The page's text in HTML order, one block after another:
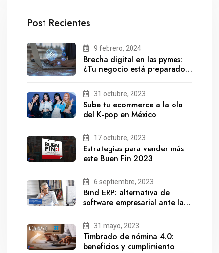
Post Recientes
9 febrero, 2024
Brecha digital en las pymes:
¿Tu negocio está preparado
31 octubre, 2023
Sube tu ecommerce a la ola
del K-pop en México
17 octubre, 2023
Estrategias para vender más
este Buen Fin 2023
6 septiembre, 2023
Bind ERP: alternativa de
software empresarial ante la
31 mayo, 2023
Timbrado de nómina 4.0:
beneficios y cumplimiento